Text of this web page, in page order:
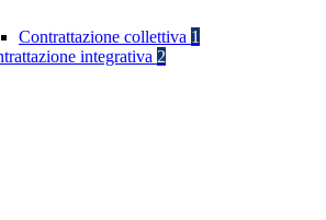
Contrattazione collettiva 1
integrativa 2